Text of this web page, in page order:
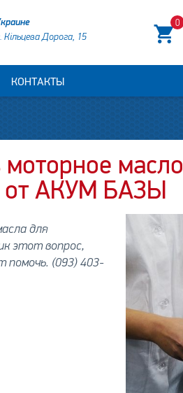
0
Кільцева Дорога, 15
КОНТАКТЫ
от АКУМ БАЗЫ
для
этот вопрос,
помочь. (093) 403-